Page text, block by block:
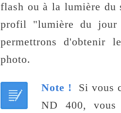
flash ou à la lumière du
profil "lumière du jour
permettrons d'obtenir
photo.
Note !
Si vous
ND 400,